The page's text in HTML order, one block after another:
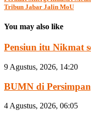
Tribun Jabar Jalin MoU
You may also like
Pensiun itu Nikmat
9 Agustus, 2026, 14:20
BUMN di
4 Agustus, 2026, 06:05